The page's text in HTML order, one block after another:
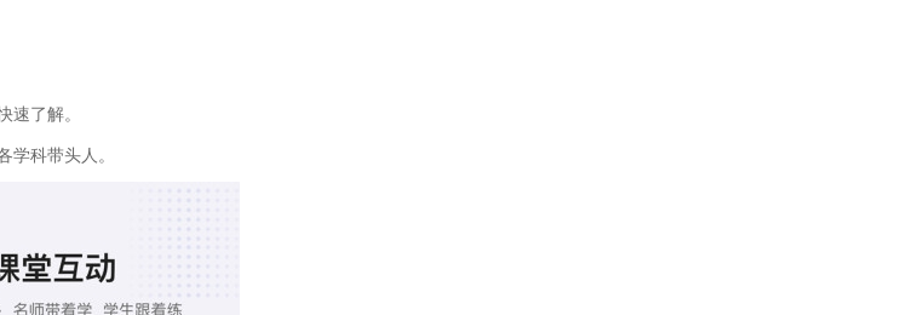
速了解。
学科带头人。